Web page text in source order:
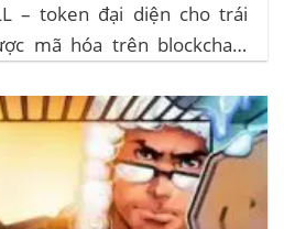
– token đại diện cho trái
mã hóa trên blockchain
tư tối thiểu. mTBILL được